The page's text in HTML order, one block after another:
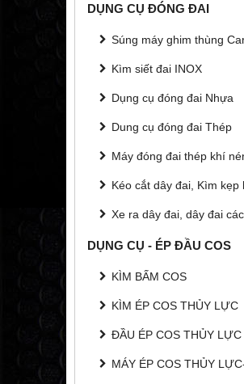
DỤNG CỤ ĐÓNG ĐAI
Súng máy ghim thùng
Kìm siết đai INOX
Dụng cụ đóng đai Nhựa
Dung cụ đóng đai Thép
Máy đóng đai thép khí
Kéo cắt dây đai, Kìm kẹp
Xe ra dây đai, dây đai
DỤNG CỤ - ÉP ĐẦU COS
KÌM BẤM COS
KÌM ÉP COS THỦY LỰC
ĐẦU ÉP COS THỦY LỰC
MÁY ÉP COS THỦY